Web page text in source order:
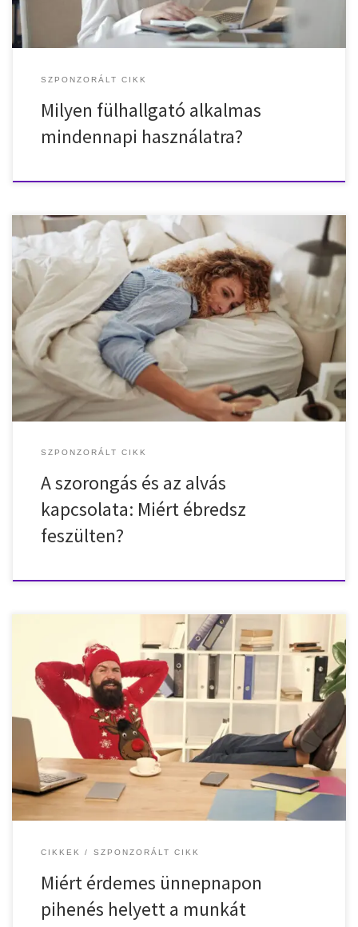
SZPONZORÁLT CIKK
Milyen fülhallgató alkalmas
mindennapi használatra?
A szorongás és az alvásproblémák szorosan összefüggnek. Ha
szorongsz, valószínűleg nehezen alszol el, gyakran felébredsz
éjszaka, vagy reggel fáradtan, feszült állapotban ébredsz. De
miért történik ez, és hogyan lehet ezen változtatni? Hogyan hat a
szorongás az alvásra? A szorongás egy állandó készenléti
állapotot hoz létre a szervezetben. Az agy ilyenkor […]
SZPONZORÁLT CIKK
A szorongás és az alvás
kapcsolata: Miért ébredsz
feszülten?
Az ünnepnapok sokaknak a pihenés és kikapcsolódás időszakát
jelentik, amivel nincs is probléma. Ne feledkezzünk meg azonban
arról sem, hogy vannak, akik ezekben a periódusokban is
keményen dolgoznak azért, hogy ne álljon le minden a
társadalomban. Ilyenkor pedig magasabb órabérekre és extra
jövedelmekre is szert lehet tenni, hiszen jogszabályok szerint […]
CIKKEK SZPONZORÁLT CIKK
Miért érdemes ünnepnapon
pihenés helyett a munkát